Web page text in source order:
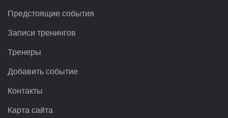
Предстоящие события
Записи тренингов
Тренеры
Добавить событие
Контакты
Карта сайта